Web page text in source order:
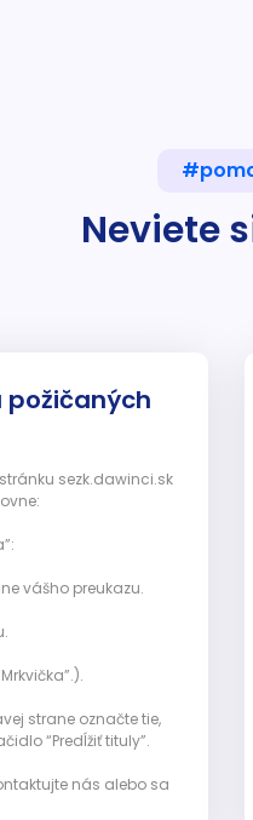
Neviete
požičaných
sezk.dawinci.sk
vášho preukazu.
strane označte tie,
“Predĺžiť tituly”.
nás alebo sa